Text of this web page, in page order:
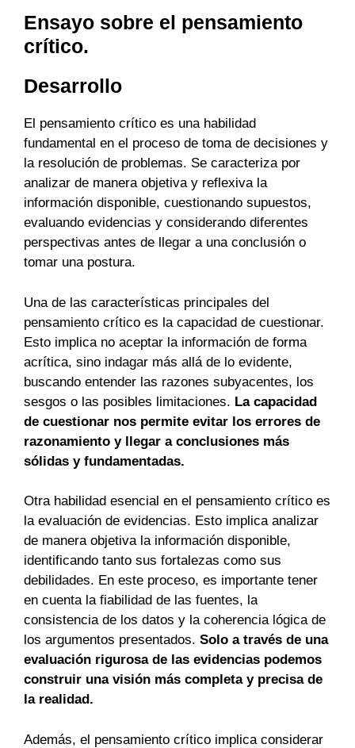
Ensayo sobre el pensamiento
crítico.
Desarrollo
El pensamiento crítico es una habilidad
fundamental en el proceso de toma de decisiones y
la resolución de problemas. Se caracteriza por
analizar de manera objetiva y reflexiva la
información disponible, cuestionando supuestos,
evaluando evidencias y considerando diferentes
perspectivas antes de llegar a una conclusión o
tomar una postura.
Una de las características principales del
pensamiento crítico es la capacidad de cuestionar.
Esto implica no aceptar la información de forma
acrítica, sino indagar más allá de lo evidente,
buscando entender las razones subyacentes, los
sesgos o las posibles limitaciones. La capacidad
de cuestionar nos permite evitar los errores de
razonamiento y llegar a conclusiones más
sólidas y fundamentadas.
Otra habilidad esencial en el pensamiento crítico es
la evaluación de evidencias. Esto implica analizar
de manera objetiva la información disponible,
identificando tanto sus fortalezas como sus
debilidades. En este proceso, es importante tener
en cuenta la fiabilidad de las fuentes, la
consistencia de los datos y la coherencia lógica de
los argumentos presentados. Solo a través de una
evaluación rigurosa de las evidencias podemos
construir una visión más completa y precisa de
la realidad.
Además, el pensamiento crítico implica considerar